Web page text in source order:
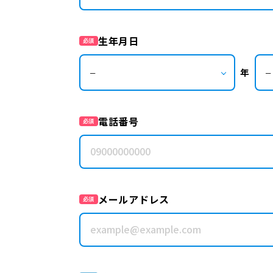
必須 生年月日
年
必須 電話番号
必須 メールアドレス